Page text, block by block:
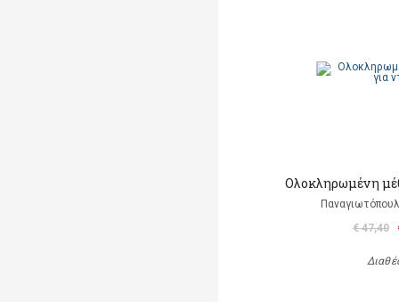
Ολοκληρωμένη
€ 47,40